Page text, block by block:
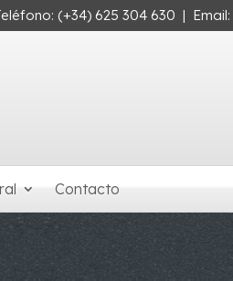
(+34) 625 304 630 | Email:
Contacto